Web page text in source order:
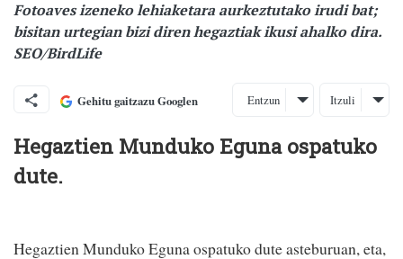
Fotoaves izeneko lehiaketara aurkeztutako irudi bat;
bisitan urtegian bizi diren hegaztiak ikusi ahalko dira.
SEO/BirdLife
Gehitu gaitzazu Googlen Entzun Itzuli
Hegaztien Munduko Eguna ospatuko
dute.
Hegaztien Munduko Eguna ospatuko dute asteburuan, eta,